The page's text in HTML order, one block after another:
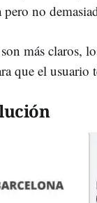
no
más claros,
que el usuario